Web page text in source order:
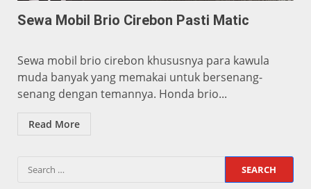
Sewa Mobil Brio Cirebon Pasti Matic
Sewa mobil brio cirebon khususnya para kawula
muda banyak yang memakai untuk bersenang-
senang dengan temannya. Honda brio...
Read More
Search